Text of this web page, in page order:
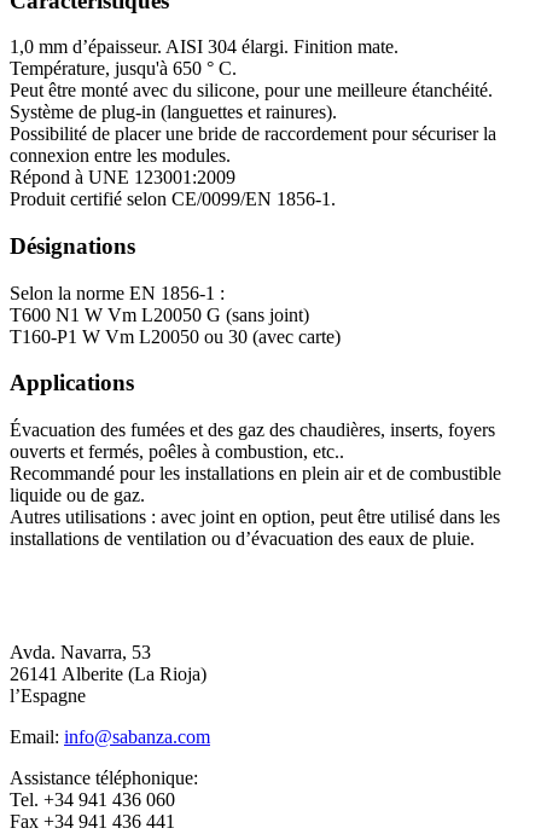
1,0 mm d’épaisseur. AISI 304 élargi. Finition mate.
Température, jusqu'à 650 ° C.
Peut être monté avec du silicone, pour une meilleure étanchéité.
Système de plug-in (languettes et rainures).
Possibilité de placer une bride de raccordement pour sécuriser la
connexion entre les modules.
Répond à UNE 123001:2009
Produit certifié selon CE/0099/EN 1856-1.
Désignations
Selon la norme EN 1856-1 :
T600 N1 W Vm L20050 G (sans joint)
T160-P1 W Vm L20050 ou 30 (avec carte)
Applications
Évacuation des fumées et des gaz des chaudières, inserts, foyers
ouverts et fermés, poêles à combustion, etc..
Recommandé pour les installations en plein air et de combustible
liquide ou de gaz.
Autres utilisations : avec joint en option, peut être utilisé dans les
installations de ventilation ou d’évacuation des eaux de pluie.
Avda. Navarra, 53
26141 Alberite (La Rioja)
l’Espagne
Email: info@sabanza.com
Assistance téléphonique:
Tel. +34 941 436 060
Fax +34 941 436 441